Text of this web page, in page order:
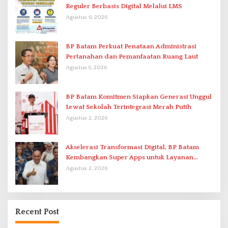
Reguler Berbasis Digital Melalui LMS
Agustus 6, 2026
BP Batam Perkuat Penataan Administrasi
Pertanahan dan Pemanfaatan Ruang Laut
Agustus 5, 2026
BP Batam Komitmen Siapkan Generasi Unggul
Lewat Sekolah Terintegrasi Merah Putih
Agustus 2, 2026
Akselerasi Transformasi Digital, BP Batam
Kembangkan Super Apps untuk Layanan
Terpadu
Agustus 2, 2026
Recent Post